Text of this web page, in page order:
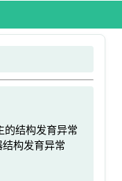
结构发育异常
构发育异常